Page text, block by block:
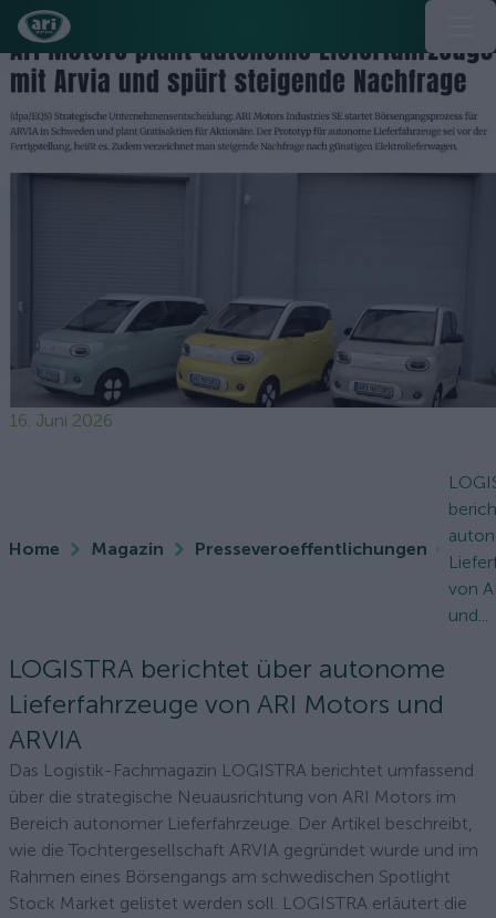
16. Juni 2026
Home Magazin Presseveroeffentlichungen
von
und...
LOGISTRA berichtet über autonome
Lieferfahrzeuge von ARI Motors und
ARVIA
Das Logistik-Fachmagazin LOGISTRA berichtet umfassend
über die strategische Neuausrichtung von ARI Motors im
Bereich autonomer Lieferfahrzeuge. Der Artikel beschreibt,
wie die Tochtergesellschaft ARVIA gegründet wurde und im
Rahmen eines Börsengangs am schwedischen Spotlight
Stock Market gelistet werden soll. LOGISTRA erläutert die